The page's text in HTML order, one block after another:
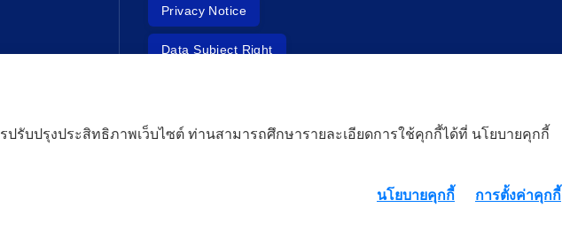
Privacy Notice
Data Subject Right
รปรับปรุงประสิทธิภาพเว็บไซต์ ท่านสามารถศึกษารายละเอียดการใช้คุกกี้ได้ที่ นโยบายคุกกี้
นโยบายคุกกี้ การตั้งค่าคุกกี้